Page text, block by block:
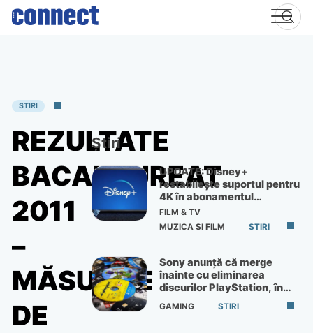
Skip
STIRI
REZULTATE
BACALAUREAT
2011
–
MĂSURILE
DE
Știri
UPDATE: Disney+
restabilește suportul pentru
4K în abonamentul
Premium
FILM & TV
MUZICA SI FILM
STIRI
Sony anunță că merge
înainte cu eliminarea
discurilor PlayStation, în
ciuda protestelor
GAMING STIRI